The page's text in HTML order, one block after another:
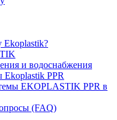
Ekoplastik?
и водоснабжения
Ekoplastik PPR
EKOPLASTIK PPR в
(FAQ)